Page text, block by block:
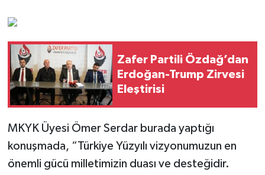
Zafer Partili Özdağ’dan
Erdoğan-Trump Zirvesi
Eleştirisi
MKYK Üyesi Ömer Serdar burada yaptığı
konuşmada, “Türkiye Yüzyılı vizyonumuzun en
önemli gücü milletimizin duası ve desteğidir.